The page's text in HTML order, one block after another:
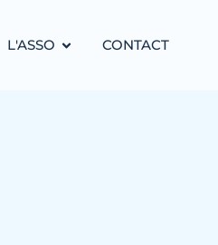
L'ASSO CONTACT